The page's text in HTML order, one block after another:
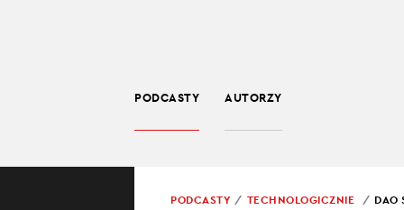
PODCASTY AUTORZY
PODCASTY
TECHNOLOGICZNIE DAO